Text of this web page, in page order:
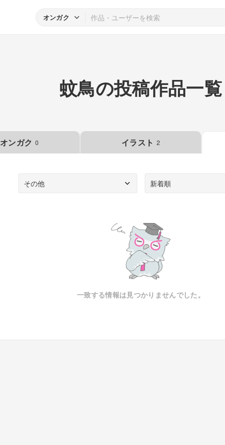
オンガク
蚊鳥の投稿作品一覧
オンガク 0 イラスト 2
その他 新着順
一致する情報は見つかりませんでした。